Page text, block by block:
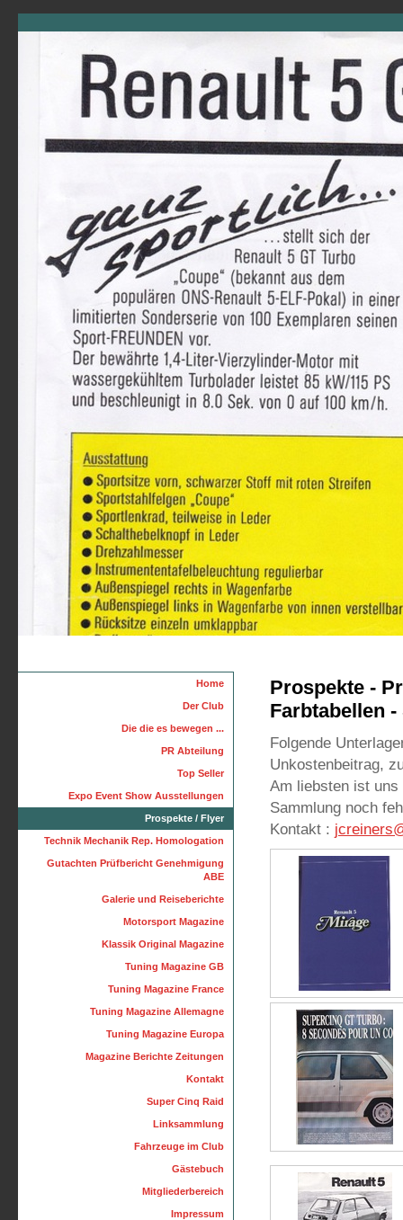
Prospekte -
Farbtabellen
Folgende
Unkostenbeitrag,
Am liebsten ist uns
Sammlung noch
Kontakt :
Home
Der Club
Die die es bewegen ...
PR Abteilung
Top Seller
Expo Event Show Ausstellungen
Prospekte / Flyer
Technik Mechanik Rep. Homologation
Gutachten Prüfbericht Genehmigung
ABE
Galerie und Reiseberichte
Motorsport Magazine
Klassik Original Magazine
Tuning Magazine GB
Tuning Magazine France
Tuning Magazine Allemagne
Tuning Magazine Europa
Magazine Berichte Zeitungen
Kontakt
Super Cinq Raid
Linksammlung
Fahrzeuge im Club
Gästebuch
Mitgliederbereich
Impressum